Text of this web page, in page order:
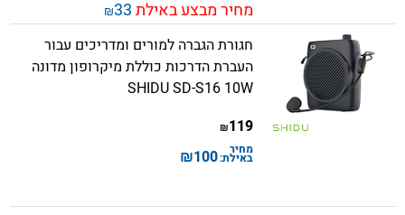
מחיר מבצע באילת33
₪
חגורת הגברה למורים ומדריכים עבור
העברת הדרכות כוללת מיקרופון מדונה
SHIDU SD-S16 10W
119
₪
מחיר
באילת:100
₪